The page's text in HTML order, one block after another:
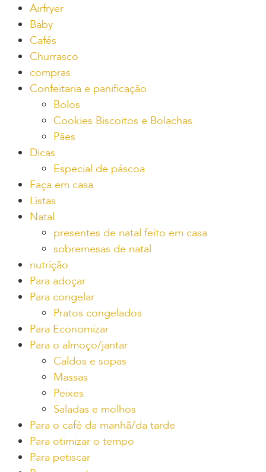
Airfryer
Baby
Cafés
Churrasco
compras
Confeitaria e panificação
Bolos
Cookies Biscoitos e Bolachas
Pães
Dicas
Especial de páscoa
Faça em casa
Listas
Natal
presentes de natal feito em casa
sobremesas de natal
nutrição
Para adoçar
Para congelar
Pratos congelados
Para Economizar
Para o almoço/jantar
Caldos e sopas
Massas
Peixes
Saladas e molhos
Para o café da manhã/da tarde
Para otimizar o tempo
Para petiscar